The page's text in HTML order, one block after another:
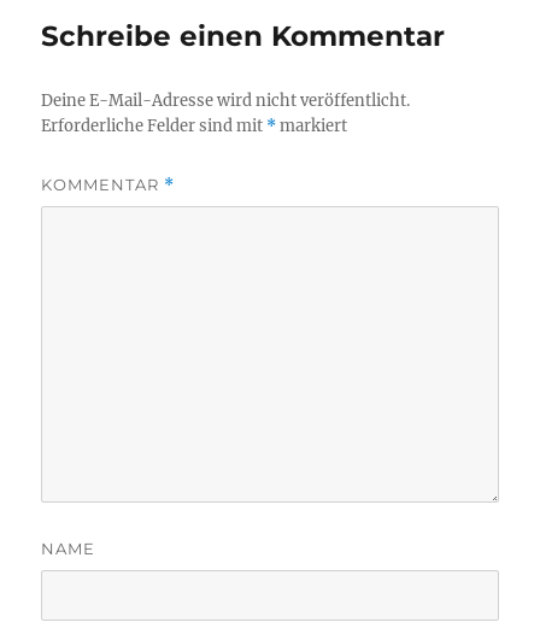
Schreibe einen Kommentar
Deine E-Mail-Adresse wird nicht veröffentlicht.
Erforderliche Felder sind mit *markiert
KOMMENTAR *
NAME